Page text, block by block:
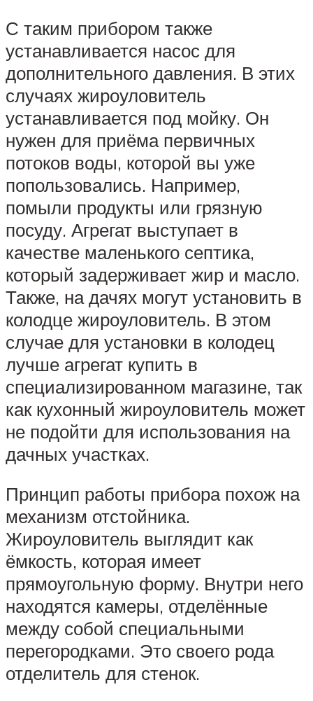
С таким прибором также
устанавливается насос для
дополнительного давления. В этих
случаях жироуловитель
устанавливается под мойку. Он
нужен для приёма первичных
потоков воды, которой вы уже
попользовались. Например,
помыли продукты или грязную
посуду. Агрегат выступает в
качестве маленького септика,
который задерживает жир и масло.
Также, на дачях могут установить в
колодце жироуловитель. В этом
случае для установки в колодец
лучше агрегат купить в
специализированном магазине, так
как кухонный жироуловитель может
не подойти для использования на
дачных участках.
Принцип работы прибора похож на
механизм отстойника.
Жироуловитель выглядит как
ёмкость, которая имеет
прямоугольную форму. Внутри него
находятся камеры, отделённые
между собой специальными
перегородками. Это своего рода
отделитель для стенок.